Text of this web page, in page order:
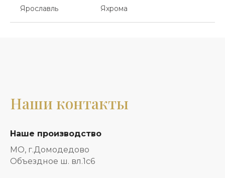
Ярославль Яхрома
Наши контакты
Наше производство
МО, г.Домодедово
Объездное ш. вл.1с6